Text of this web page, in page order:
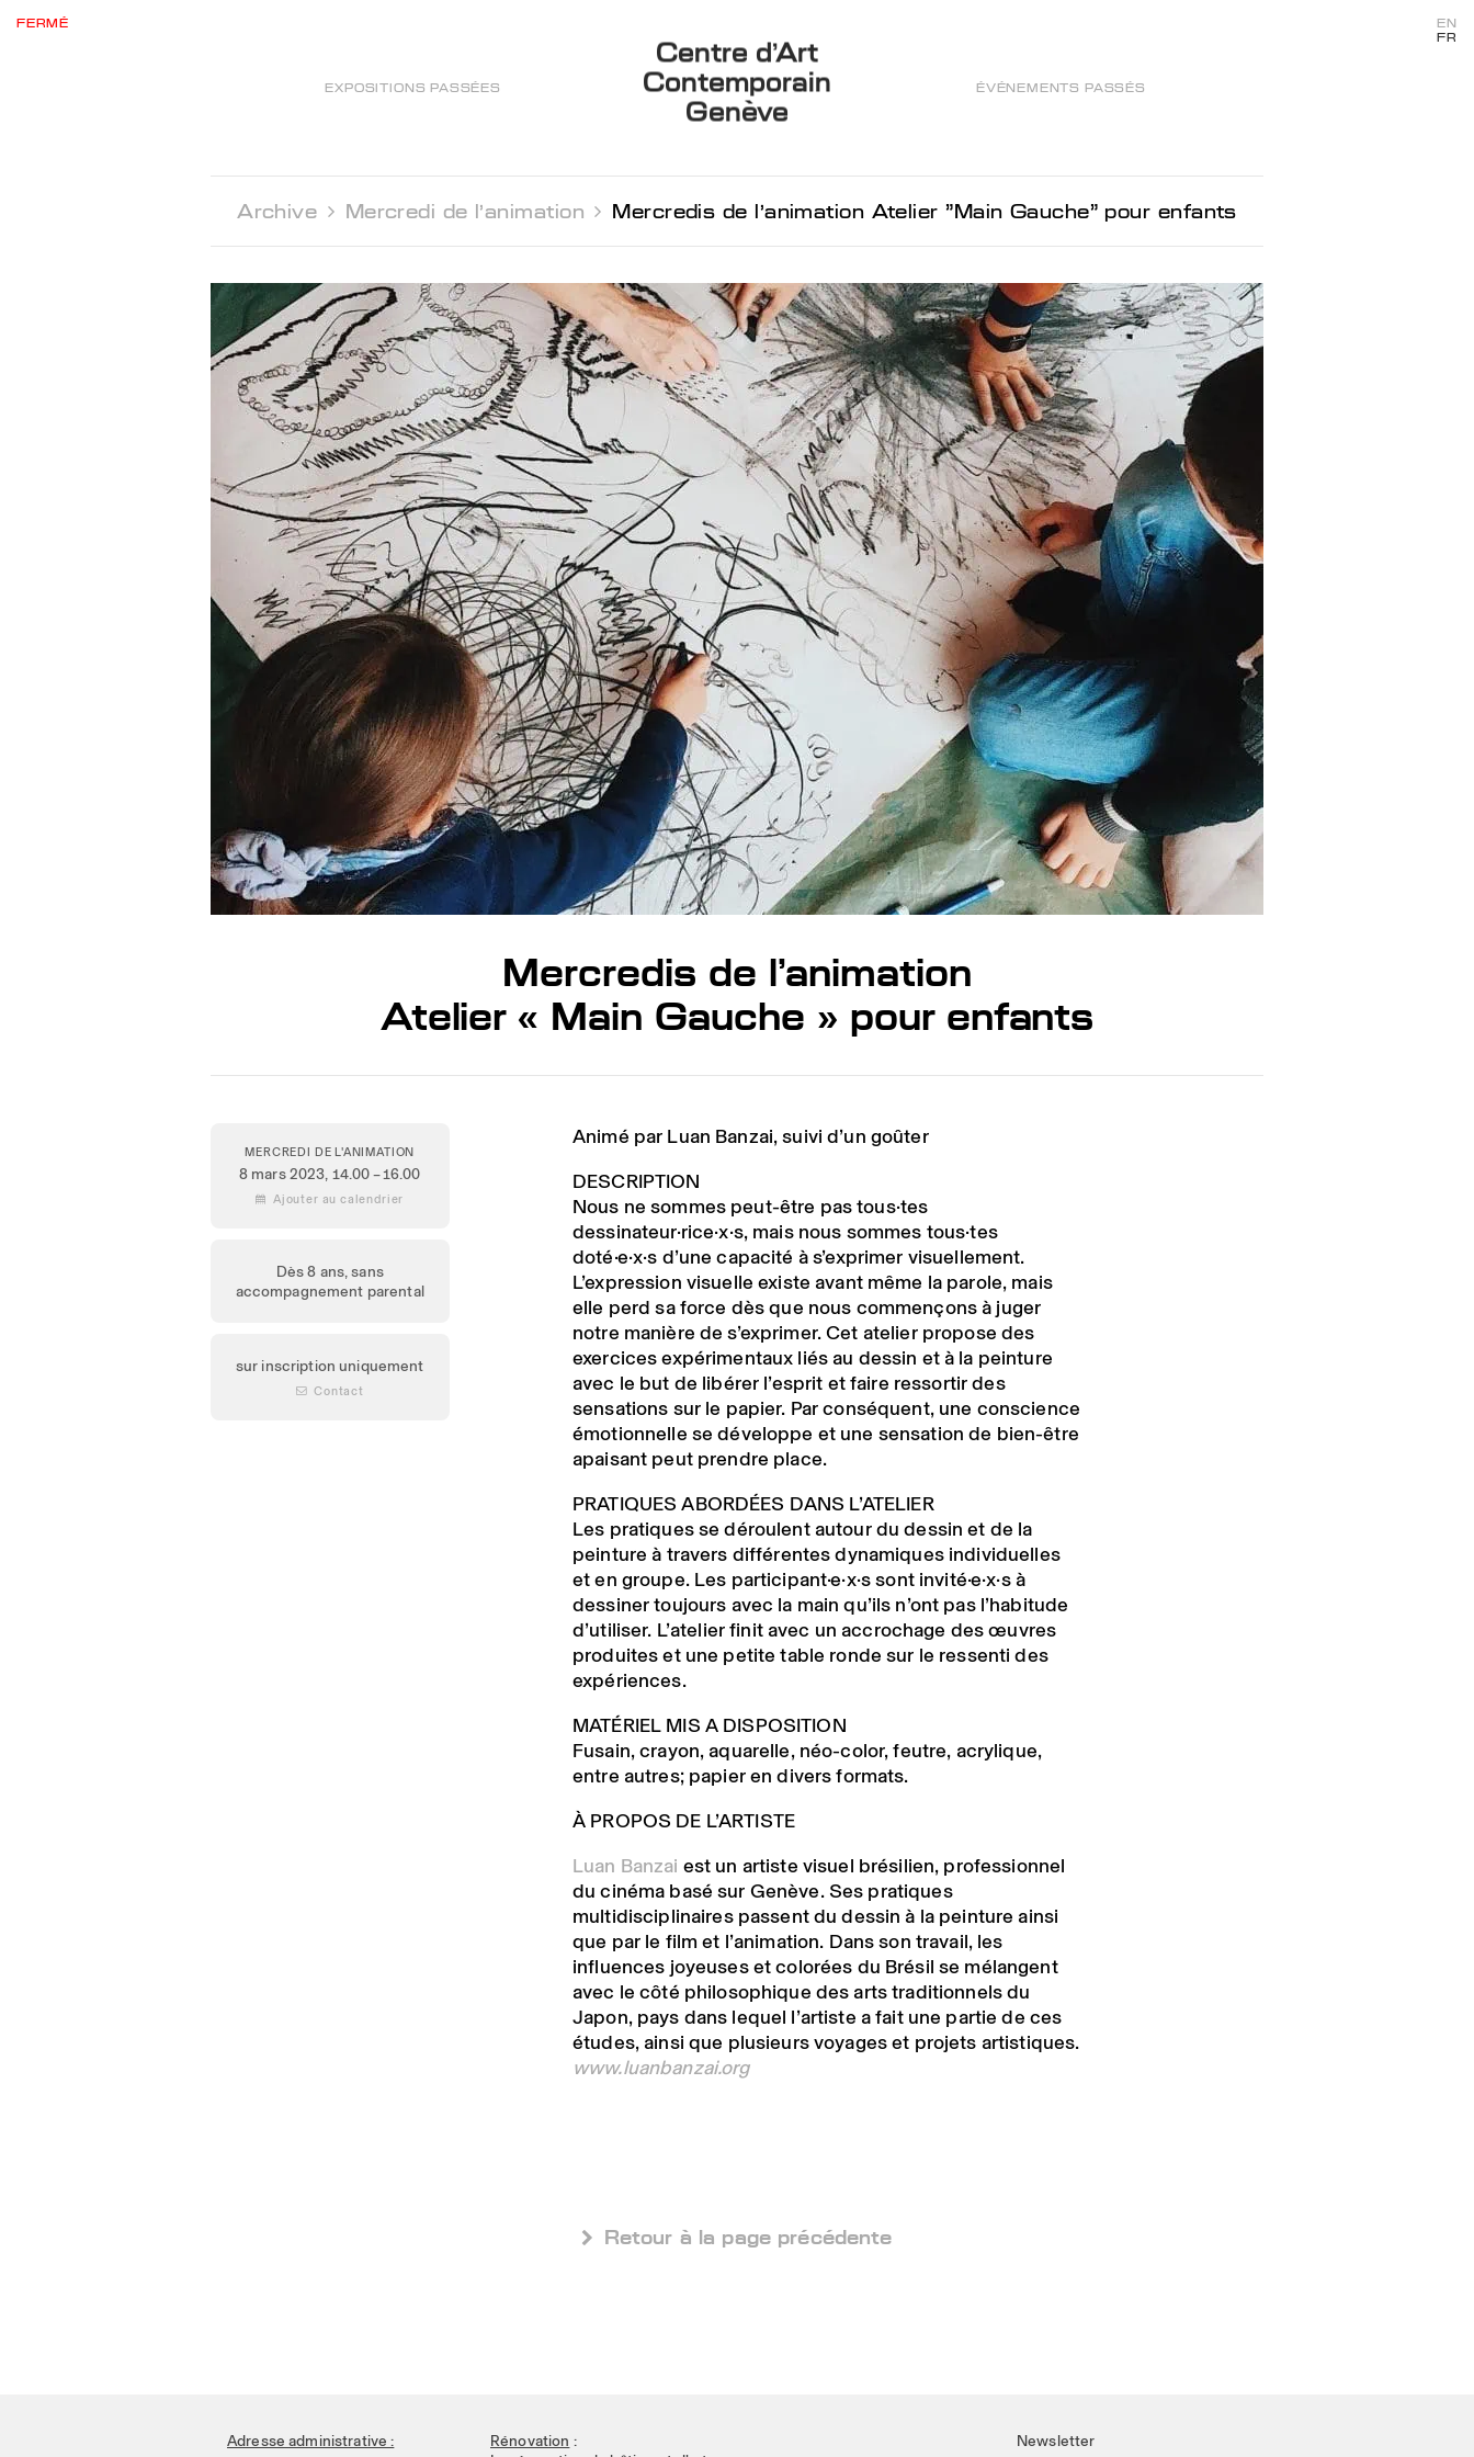
FERMÉ
EXPOSITIONS PASSÉES
Centre d’Art
Contemporain
Genève
ÉVÉNEMENTS PASSÉS
EN
FR
Archive  Mercredi de l'animation  Mercredis de l'animation Atelier "Main Gauche" pour enfants
Mercredis de l’animation
Atelier « Main Gauche » pour enfants
MERCREDI DE L'ANIMATION
8 mars 2023, 14.00 – 16.00
 Ajouter au calendrier
Dès 8 ans, sans
accompagnement parental
sur inscription uniquement
 Contact
Animé par Luan Banzai, suivi d’un goûter
DESCRIPTION
Nous ne sommes peut-être pas tous·tes
dessinateur·rice·x·s, mais nous sommes tous·tes
doté·e·x·sd’une capacité à s’exprimer visuellement.
L’expression visuelle existe avant même la parole, mais
elle perd sa force dès que nous commençons à juger
notre manière de s’exprimer. Cet atelier propose des
exercices expérimentaux liés au dessin et à la peinture
avec le but de libérer l’esprit et faire ressortir des
sensations sur le papier. Par conséquent, une conscience
émotionnelle se développe et une sensation de bien-être
apaisant peut prendre place.
PRATIQUES ABORDÉES DANS L’ATELIER
Les pratiques se déroulent autour du dessin et de la
peinture à travers différentes dynamiques individuelles
et en groupe. Les participant·e·x·ssont invité·e·x·sà
dessiner toujours avec la main qu’ils n’ont pas l’habitude
d’utiliser. L’atelier finit avec un accrochage des œuvres
produites et une petite table ronde sur le ressenti des
expériences.
MATÉRIEL MIS A DISPOSITION
Fusain, crayon, aquarelle, néo-color, feutre, acrylique,
entre autres; papier en divers formats.
À PROPOS DE L’ARTISTE
Luan Banzai est un artiste visuel brésilien, professionnel
du cinéma basé sur Genève. Ses pratiques
multidisciplinaires passent du dessin à la peinture ainsi
que par le film et l’animation. Dans son travail, les
influences joyeuses et colorées du Brésil se mélangent
avec le côté philosophique des arts traditionnels du
Japon, pays dans lequel l’artiste a fait une partie de ces
études, ainsi que plusieurs voyages et projets artistiques.
www.luanbanzai.org
 Retour à la page précédente
Adresse administrative : Rénovation :
Newsletter